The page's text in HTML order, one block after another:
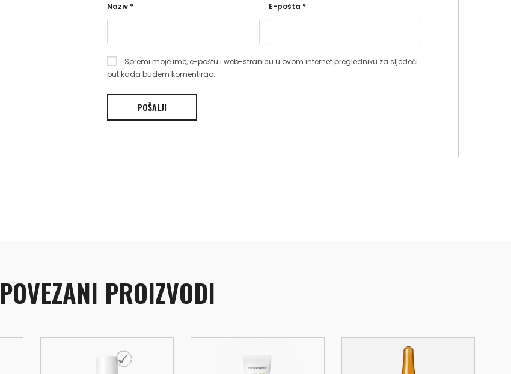
Naziv * E-pošta *
Spremi moje ime, e-poštu i web-stranicu u ovom internet pregledniku za sljedeći
put kada budem komentirao.
POVEZANI PROIZVODI